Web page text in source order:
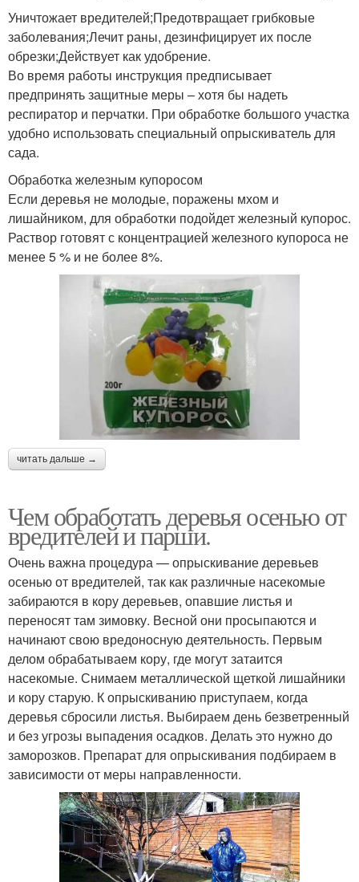
Уничтожает вредителей;Предотвращает грибковые
заболевания;Лечит раны, дезинфицирует их после
обрезки;Действует как удобрение.
Во время работы инструкция предписывает
предпринять защитные меры – хотя бы надеть
респиратор и перчатки. При обработке большого участка
удобно использовать специальный опрыскиватель для
сада.
Обработка железным купоросом
Если деревья не молодые, поражены мхом и
лишайником, для обработки подойдет железный купорос.
Раствор готовят с концентрацией железного купороса не
менее 5 % и не более 8%.
читать дальше →
Чем обработать деревья осенью от
вредителей и парши.
Очень важна процедура — опрыскивание деревьев
осенью от вредителей, так как различные насекомые
забираются в кору деревьев, опавшие листья и
переносят там зимовку. Весной они просыпаются и
начинают свою вредоносную деятельность. Первым
делом обрабатываем кору, где могут затаится
насекомые. Снимаем металлической щеткой лишайники
и кору старую. К опрыскиванию приступаем, когда
деревья сбросили листья. Выбираем день безветренный
и без угрозы выпадения осадков. Делать это нужно до
заморозков. Препарат для опрыскивания подбираем в
зависимости от меры направленности.